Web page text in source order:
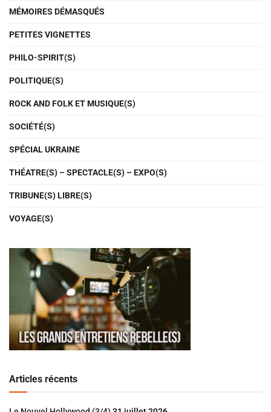
MÉMOIRES DÉMASQUÉS
PETITES VIGNETTES
PHILO-SPIRIT(S)
POLITIQUE(S)
ROCK AND FOLK ET MUSIQUE(S)
SOCIÉTÉ(S)
SPÉCIAL UKRAINE
THÉATRE(S) – SPECTACLE(S) – EXPO(S)
TRIBUNE(S) LIBRE(S)
VOYAGE(S)
Articles récents